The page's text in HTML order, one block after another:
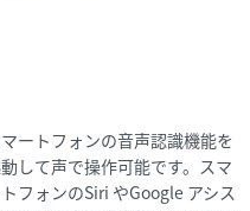
ートフォンの音声認識機能を
して声で操作可能です。スマ
フォンのSiri やGoogle アシス